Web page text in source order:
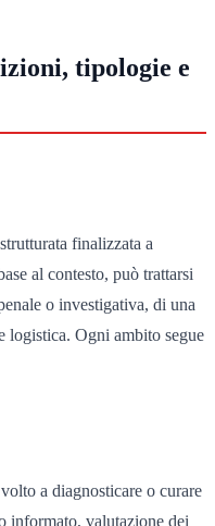
tipologie e
finalizzata a
al contesto, può trattarsi
o investigativa, di una
logistica. Ogni ambito segue
a diagnosticare o curare
informato, valutazione dei